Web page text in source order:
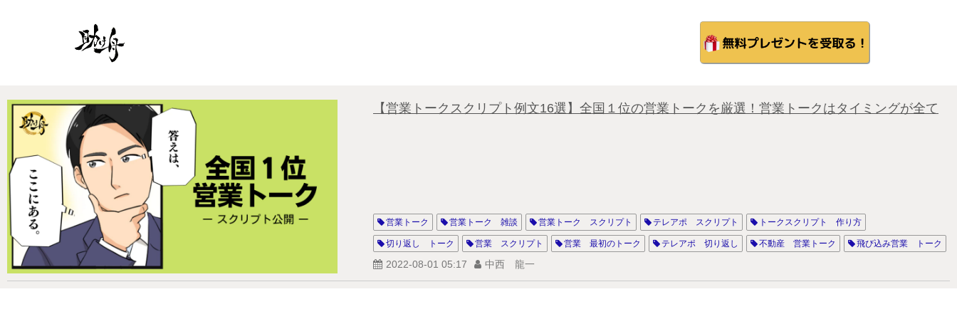
【営業トークスクリプト例文16選】全国１位の営業トークを厳選！営業トークはタイミングが全て
営業トーク 営業トーク 雑談 営業トーク スクリプト テレアポ スクリプト トークスクリプト 作り方
切り返し トーク 営業 スクリプト 営業 最初のトーク テレアポ 切り返し 不動産 営業トーク 飛び込み営業 トーク
保険営業 トーク インサイドセールス トークスクリプト
2022-08-01 05:17 中西 龍一